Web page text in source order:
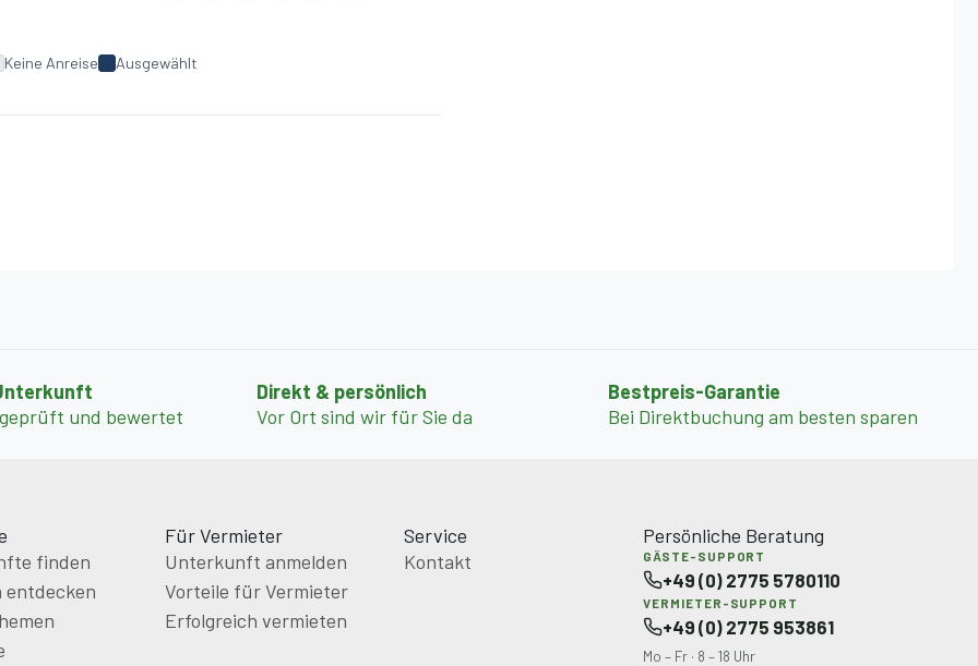
Keine Anreise Ausgewählt
und bewertet
Direkt & persönlich
Vor Ort sind wir für Sie da
Bestpreis-Garantie
Bei Direktbuchung am besten sparen
finden
entdecken
Für Vermieter
Unterkunft anmelden
Vorteile für Vermieter
Erfolgreich vermieten
Service
Kontakt
Persönliche Beratung
GÄSTE-SUPPORT
+49 (0) 2775 5780110
VERMIETER-SUPPORT
+49 (0) 2775 953861
Mo – Fr · 8 – 18 Uhr